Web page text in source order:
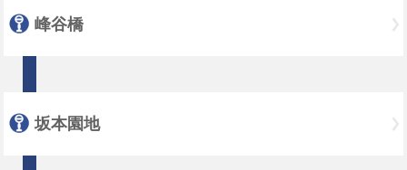
峰谷橋
坂本園地